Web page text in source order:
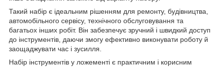
Такий набір є ідеальним рішенням для ремонту, будівництва,
автомобільного сервісу, технічного обслуговування та
багатьох інших робіт. Він забезпечує зручний і швидкий доступ
до інструментів, даючи змогу ефективно виконувати роботу й
заощаджувати час і зусилля.
Набір інструментів у ложементі є практичним і корисним